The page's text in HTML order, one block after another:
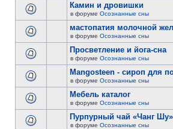
Камин и дровишки
в форуме Осознанные сны
мастопатия молочной
в форуме Осознанные сны
Просветление и йога-сна
в форуме Осознанные сны
Mangosteen - сироп для
в форуме Осознанные сны
Мебель каталог
в форуме Осознанные сны
Пурпурный чай «Чанг
в форуме Осознанные сны